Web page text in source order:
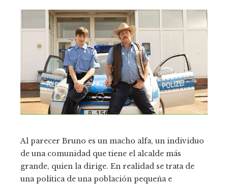
Al parecer Bruno es un macho alfa, un individuo
de una comunidad que tiene el alcalde más
grande, quien la dirige. En realidad se trata de
una política de una población pequeña e